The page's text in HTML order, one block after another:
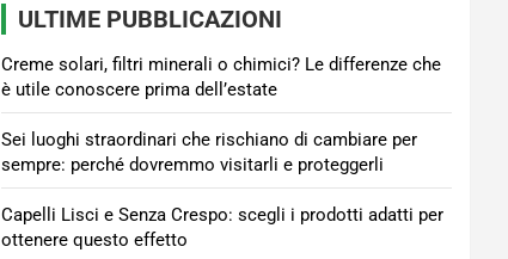
ULTIME PUBBLICAZIONI
Creme solari, filtri minerali o chimici? Le differenze che
è utile conoscere prima dell’estate
Sei luoghi straordinari che rischiano di cambiare per
sempre: perché dovremmo visitarli e proteggerli
Capelli Lisci e Senza Crespo: scegli i prodotti adatti per
ottenere questo effetto